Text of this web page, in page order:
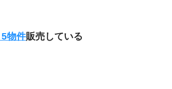
物件販売している